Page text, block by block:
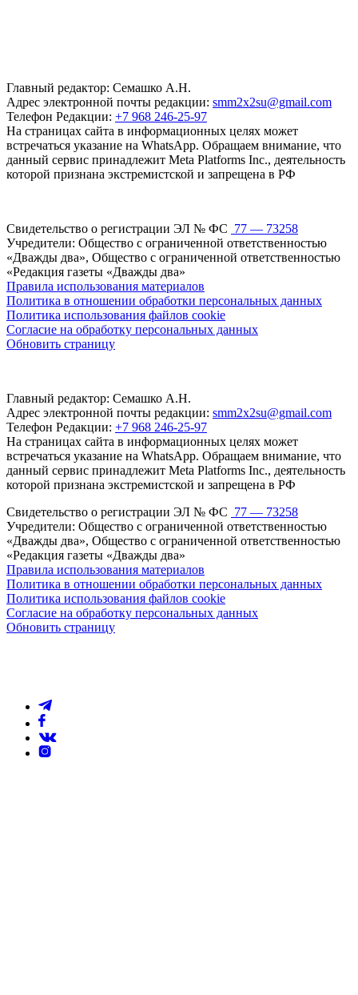
Главный редактор: Семашко А.Н.
Адрес электронной почты редакции: smm2x2su@gmail.com
Телефон Редакции: +7 968 246-25-97
На страницах сайта в информационных целях может
встречаться указание на WhatsApp. Обращаем внимание, что
данный сервис принадлежит Meta Platforms Inc., деятельность
которой признана экстремистской и запрещена в РФ
Свидетельство о регистрации ЭЛ № ФС 77 — 73258
Учредители: Общество с ограниченной ответственностью
«Дважды два», Общество с ограниченной ответственностью
«Редакция газеты «Дважды два»
Правила использования материалов
Политика в отношении обработки персональных данных
Политика использования файлов cookie
Согласие на обработку персональных данных
Обновить страницу
Главный редактор: Семашко А.Н.
Адрес электронной почты редакции: smm2x2su@gmail.com
Телефон Редакции: +7 968 246-25-97
На страницах сайта в информационных целях может
встречаться указание на WhatsApp. Обращаем внимание, что
данный сервис принадлежит Meta Platforms Inc., деятельность
которой признана экстремистской и запрещена в РФ
Свидетельство о регистрации ЭЛ № ФС 77 — 73258
Учредители: Общество с ограниченной ответственностью
«Дважды два», Общество с ограниченной ответственностью
«Редакция газеты «Дважды два»
Правила использования материалов
Политика в отношении обработки персональных данных
Политика использования файлов cookie
Согласие на обработку персональных данных
Обновить страницу